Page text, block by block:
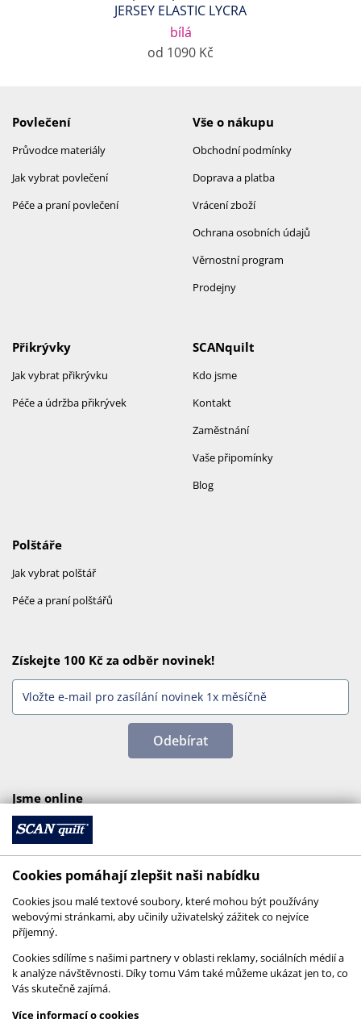
JERSEY ELASTIC LYCRA
bílá
od 1090 Kč
Povlečení
Průvodce materiály
Jak vybrat povlečení
Péče a praní povlečení
Vše o nákupu
Obchodní podmínky
Doprava a platba
Vrácení zboží
Ochrana osobních údajů
Věrnostní program
Prodejny
SCANquilt
Kdo jsme
Kontakt
Zaměstnání
Vaše připomínky
Blog
Přikrývky
Jak vybrat přikrývku
Péče a údržba přikrývek
Polštáře
Jak vybrat polštář
Péče a praní polštářů
Získejte 100 Kč za odběr novinek!
Odebírat
Jsme online
© 2026 SCANquilt - všechna práva vyhrazena
Cookies pomáhají zlepšit naši nabídku
Cookies jsou malé textové soubory, které mohou být používány
webovými stránkami, aby učinily uživatelský zážitek co nejvíce
příjemný.
Cookies sdílíme s našimi partnery v oblasti reklamy, sociálních médií a
k analýze návštěvnosti. Díky tomu Vám také můžeme ukázat jen to, co
Vás skutečně zajímá.
Více informací o cookies